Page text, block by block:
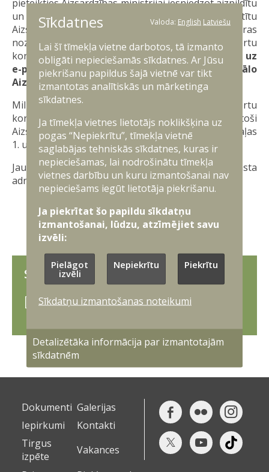
pieteikties Aizsardzības ministrijai iesniedzot aizpildītu
un ar drošu elektronisko parakstu parakstītu
Aizsardzības industrijas pieteikuma veidlapu militāras
nozīmes produktu testēšanai vai ekspertu
konsultācijām.Pieteikums jānosūta elektroniski uz
e-pasta adresitesti@mod.gov.lvvai oficiālo
Aizsardzības ministrijas E-adresi.
Militāras nozīmes produktu testēšanas un ekspertu
konsultāciju pieprasījumu kārtība izstrādāta atbilstoši
Aizsardzības industrijas likuma 13. panta pirmās daļas
1. un 2. punkta izpildei.
Jautājumu vai neskaidrību gadījumā rakstīt uz e-pasta
adresitesti@mod.gov.lv
SAISTĪTIE DOKUMENTI
Pieteikuma veidlapa produktu testēšanai un
Dokumenti Galerijas
Iepirkumi
Kontakti
Tirgus
izpēte
Vakances
Sīkdatnes Valoda: English Latviešu
Lai šī tīmekļa vietne darbotos, tā izmanto
obligāti nepieciešamās sīkdatnes. Ar Jūsu
piekrišanu papildus šajā vietnē var tikt
izmantotas analītiskās un mārketinga
sīkdatnes.
Ja tīmekļa vietnes lietotājs noklikšķina uz
pogas “Nepiekrītu”, tīmekļa vietnē
saglabājas tehniskās sīkdatnes, kuras ir
nepieciešamas, lai nodrošinātu tīmekļa
vietnes darbību un kuru izmantošanai nav
nepieciešams iegūt lietotāja piekrišanu.
Ja piekrītat šo papildu sīkdatņu
izmantošanai, lūdzu, atzīmējiet savu
izvēli:
Pielāgot
izvēli
Nepiekrītu Piekrītu
Sīkdatņu izmantošanas noteikumi
Detalizētāka informācija par izmantotajām
sīkdatnēm